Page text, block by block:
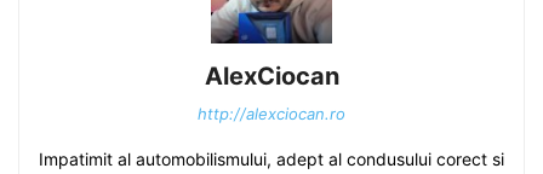
AlexCiocan
http://alexciocan.ro
Impatimit al automobilismului, adept al condusului corect si